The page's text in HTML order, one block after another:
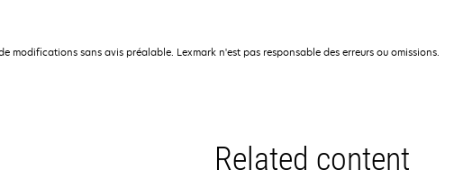
modifications sans avis préalable. Lexmark n'est pas responsable des erreurs ou omissions.
Related content